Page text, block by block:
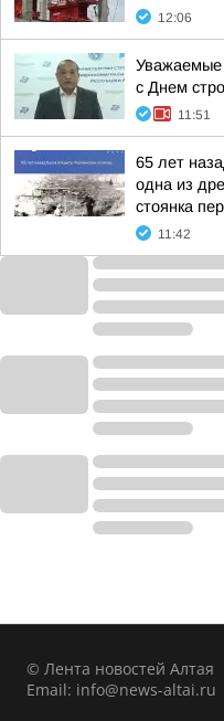
12:06
Уважаемые
с Днем
11:51
65 лет
одна из
стоянка
11:42
© Лента новостей Алтая
Email: info@news-altai.ru